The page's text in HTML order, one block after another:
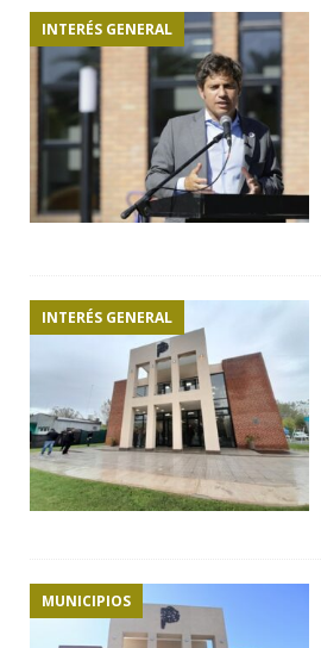
INTERÉS GENERAL
INTERÉS GENERAL
MUNICIPIOS